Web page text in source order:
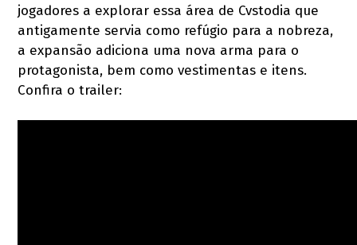
jogadores a explorar essa área de Cvstodia que
antigamente servia como refúgio para a nobreza,
a expansão adiciona uma nova arma para o
protagonista, bem como vestimentas e itens.
Confira o trailer: